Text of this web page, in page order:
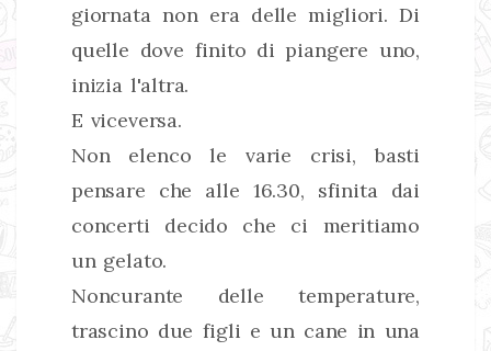
giornata non era delle migliori. Di
quelle dove finito di piangere uno,
inizia l'altra.
E viceversa.
Non elenco le varie crisi, basti
pensare che alle 16.30, sfinita dai
concerti decido che ci meritiamo
un gelato.
Noncurante delle temperature,
trascino due figli e un cane in una